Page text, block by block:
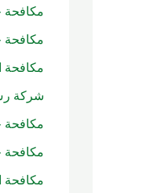
مكافحة
مكافحة
مكافحة
شركة
مكافحة
مكافحة